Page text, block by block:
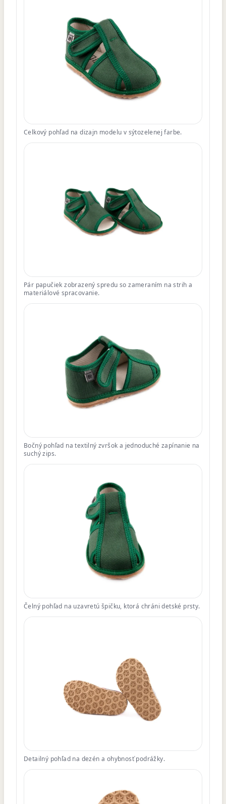
Celkový pohľad na dizajn modelu v sýtozelenej farbe.
Pár papučiek zobrazený spredu so zameraním na strih a
materiálové spracovanie.
Bočný pohľad na textilný zvršok a jednoduché zapínanie na
suchý zips.
Čelný pohľad na uzavretú špičku, ktorá chráni detské prsty.
Detailný pohľad na dezén a ohybnosť podrážky.